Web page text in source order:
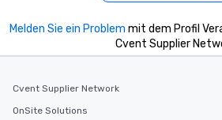
Melden Sie ein Problem mit dem Profil
Cvent Supplier
Cvent Supplier Network
OnSite Solutions